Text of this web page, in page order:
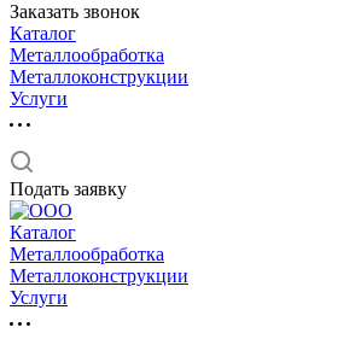
Заказать звонок
Каталог
Металлообработка
Металлоконструкции
Услуги
Подать заявку
Каталог
Металлообработка
Металлоконструкции
Услуги